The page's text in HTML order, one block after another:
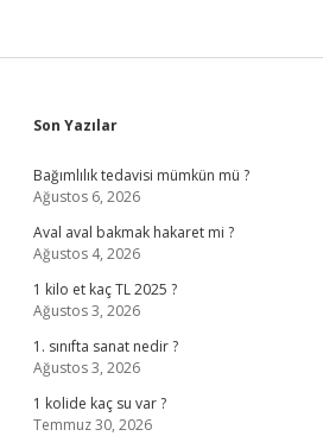
Sidebar
Son Yazılar
Bağımlılık tedavisi mümkün mü ?
Ağustos 6, 2026
Aval aval bakmak hakaret mi ?
Ağustos 4, 2026
1 kilo et kaç TL 2025 ?
Ağustos 3, 2026
1. sınıfta sanat nedir ?
Ağustos 3, 2026
1 kolide kaç su var ?
Temmuz 30, 2026